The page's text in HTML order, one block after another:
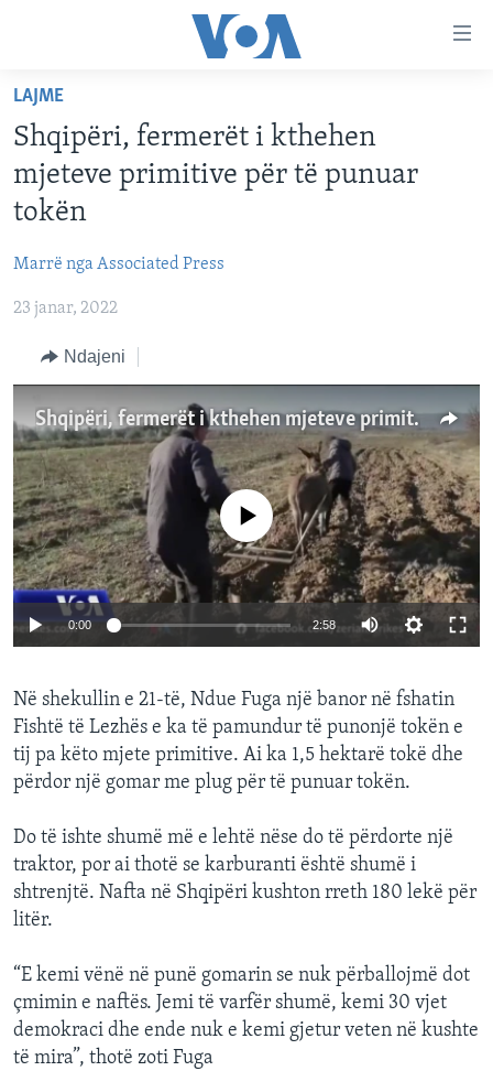
faqen
kryesore
tek
faqja
Kalo
tek
kërkimi
FAQJA KRYESORE
KATEGORITË
AMERIKA
EVROPA
BOTA
MJEDISI
SHKENCË DHE TEKNOLOGJI
SHËNDETËSI
INTERVISTA
DITARI
DITARI
Learning English
FOLLOW US
Gjuhët
LAJME
Shqipëri, fermerët i kthehen
mjeteve primitive për të punuar
tokën
Marrë nga Associated Press
23 janar, 2022
Ndajeni
Shqipëri, fermerët i kthehen mjeteve primitive për të punuar tokën
No media source currently available
0:00 2:58
Në shekullin e 21-të, Ndue Fuga një banor në fshatin
Fishtë të Lezhës e ka të pamundur të punonjë tokën e
tij pa këto mjete primitive. Ai ka 1,5 hektarë tokë dhe
përdor një gomar me plug për të punuar tokën.
Do të ishte shumë më e lehtë nëse do të përdorte një
traktor, por ai thotë se karburanti është shumë i
shtrenjtë. Nafta në Shqipëri kushton rreth 180 lekë për
litër.
“E kemi vënë në punë gomarin se nuk përballojmë dot
çmimin e naftës. Jemi të varfër shumë, kemi 30 vjet
demokraci dhe ende nuk e kemi gjetur veten në kushte
të mira”, thotë zoti Fuga